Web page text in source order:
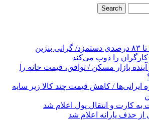
عقب‌ماندگی ۶۸ تا ۸۳ درصدی دستمزد/ گرانی بنزین
را ذوب می‌کند
بازار مسکن / توافق، قیمت خانه را
ایرانی‌ها / کاهش قیمت چند کالا زیر سایه
کارت و انتقال پول اعلام شد
از حذف یارانه اعلام شد